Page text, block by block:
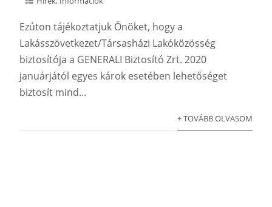
Ezúton tájékoztatjuk Önöket, hogy a
Lakásszövetkezet/Társasházi Lakóközösség
biztosítója a GENERALI Biztosító Zrt. 2020
januárjától egyes károk esetében lehetőséget
biztosít mind...
+ TOVÁBB OLVASOM